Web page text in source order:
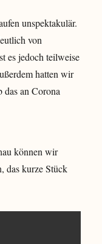
unspektakulär.
von
es jedoch teilweise
hatten wir
an Corona
können wir
das kurze Stück